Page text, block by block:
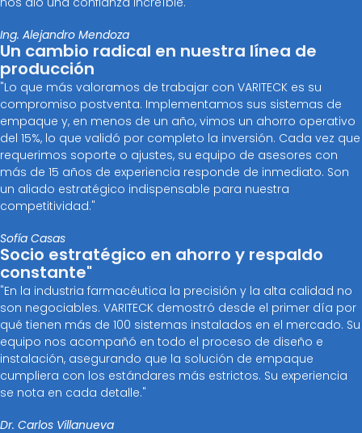
Ing. Alejandro Mendoza
Un cambio radical en nuestra línea de
producción
"Lo que más valoramos de trabajar con VARITECK es su
compromiso postventa. Implementamos sus sistemas de
empaque y, en menos de un año, vimos un ahorro operativo
del 15%, lo que validó por completo la inversión. Cada vez que
requerimos soporte o ajustes, su equipo de asesores con
más de 15 años de experiencia responde de inmediato. Son
un aliado estratégico indispensable para nuestra
competitividad."
Sofía Casas
Socio estratégico en ahorro y respaldo
constante"
"En la industria farmacéutica la precisión y la alta calidad no
son negociables. VARITECK demostró desde el primer día por
qué tienen más de 100 sistemas instalados en el mercado. Su
equipo nos acompañó en todo el proceso de diseño e
instalación, asegurando que la solución de empaque
cumpliera con los estándares más estrictos. Su experiencia
se nota en cada detalle."
Dr. Carlos Villanueva